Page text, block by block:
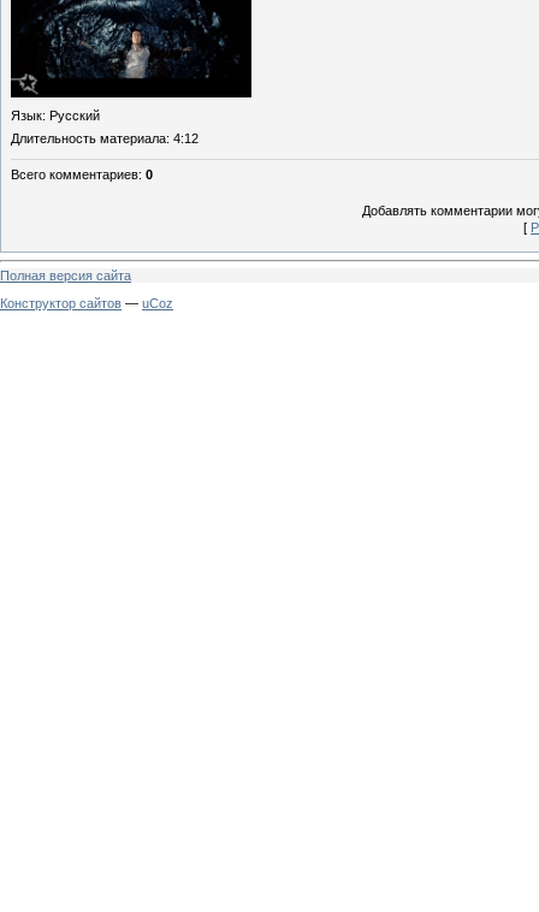
Язык: Русский
Длительность материала: 4:12
Всего комментариев: 0
Добавлять комментарии
[
Полная версия сайта
Конструктор сайтов — uCoz